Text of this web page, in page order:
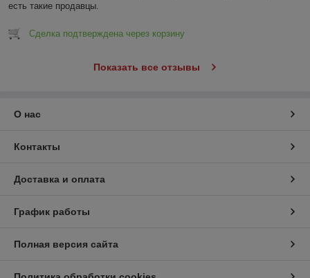
есть такие продавцы.
Сделка подтверждена через корзину
Показать все отзывы
О нас
Контакты
Доставка и оплата
График работы
Полная версия сайта